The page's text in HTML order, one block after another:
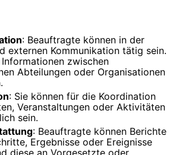
: Beauftragte können in der
externen Kommunikation tätig sein.
Informationen zwischen
Abteilungen oder Organisationen
: Sie können für die Koordination
Veranstaltungen oder Aktivitäten
sein.
: Beauftragte können Berichte
Ergebnisse oder Ereignisse